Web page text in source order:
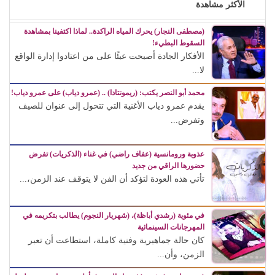
الأكثر مشاهدة
(مصطفى النجار) يحرك المياه الراكدة.. لماذا اكتفينا بمشاهدة
السقوط البطيء!
الأفكار الجادة أصبحت عبئًا على من اعتادوا إدارة الواقع
لا...
محمد أبو النصر يكتب: (ريمونتادا) .. (عمرو دياب) على عمرو دياب!
يقدم عمرو دياب الأغنية التي تتحول إلى عنوان للصيف
وتفرض...
عذوبة ورومانسية (عفاف راضي) في غناء (الذكريات) تفرض
حضورها الراقي من جديد
تأتي هذه العودة لتؤكد أن الفن لا يتوقف عند الزمن،...
في مئوية (رشدي أباظة)، (شهريار النجوم) يطالب بتكريمه في
المهرجانات السينمائية
كان حالة جماهيرية وفنية كاملة، استطاعت أن تعبر
الزمن، وأن...